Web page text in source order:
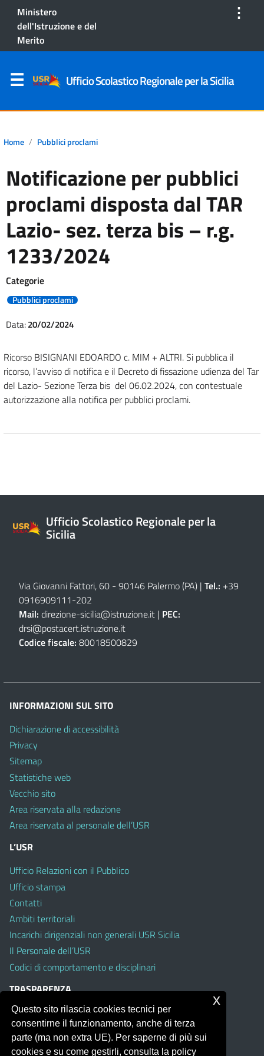
Ministero
dell'Istruzione e del
Merito
⋮
Ufficio Scolastico Regionale per la Sicilia
Home Pubblici proclami
Notificazione per pubblici
proclami disposta dal TAR
Lazio- sez. terza bis – r.g.
1233/2024
Categorie
Pubblici proclami
Data:20/02/2024
Ricorso BISIGNANI EDOARDO c. MIM + ALTRI. Si pubblica il
ricorso, l’avviso di notifica e il Decreto di fissazione udienza del Tar
del Lazio- Sezione Terza bis del 06.02.2024, con contestuale
autorizzazione alla notifica per pubblici proclami.
Ufficio Scolastico Regionale per la
Sicilia
Via Giovanni Fattori, 60 - 90146 Palermo (PA) | Tel.: +39
0916909111-202
Mail: direzione-sicilia@istruzione.it | PEC:
drsi@postacert.istruzione.it
Codice fiscale: 80018500829
INFORMAZIONI SUL SITO
Dichiarazione di accessibilità
Privacy
Sitemap
Statistiche web
Vecchio sito
Area riservata alla redazione
Area riservata al personale dell’USR
L’USR
Ufficio Relazioni con il Pubblico
Ufficio stampa
Contatti
Ambiti territoriali
Incarichi dirigenziali non generali USR Sicilia
Il Personale dell’USR
Codici di comportamento e disciplinari
TRASPARENZA
Albo on line
Amministrazione Trasparente
Pubblici proclami
Questo sito rilascia cookies tecnici per
consentirne il funzionamento, anche di terza
parte (ma non extra UE). Per saperne di più sui
cookies e su come gestirli, consulta la policy
x